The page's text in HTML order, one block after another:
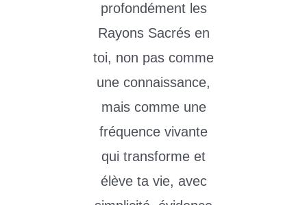
profondément les
Rayons Sacrés en
toi, non pas comme
une connaissance,
mais comme une
fréquence vivante
qui transforme et
élève ta vie, avec